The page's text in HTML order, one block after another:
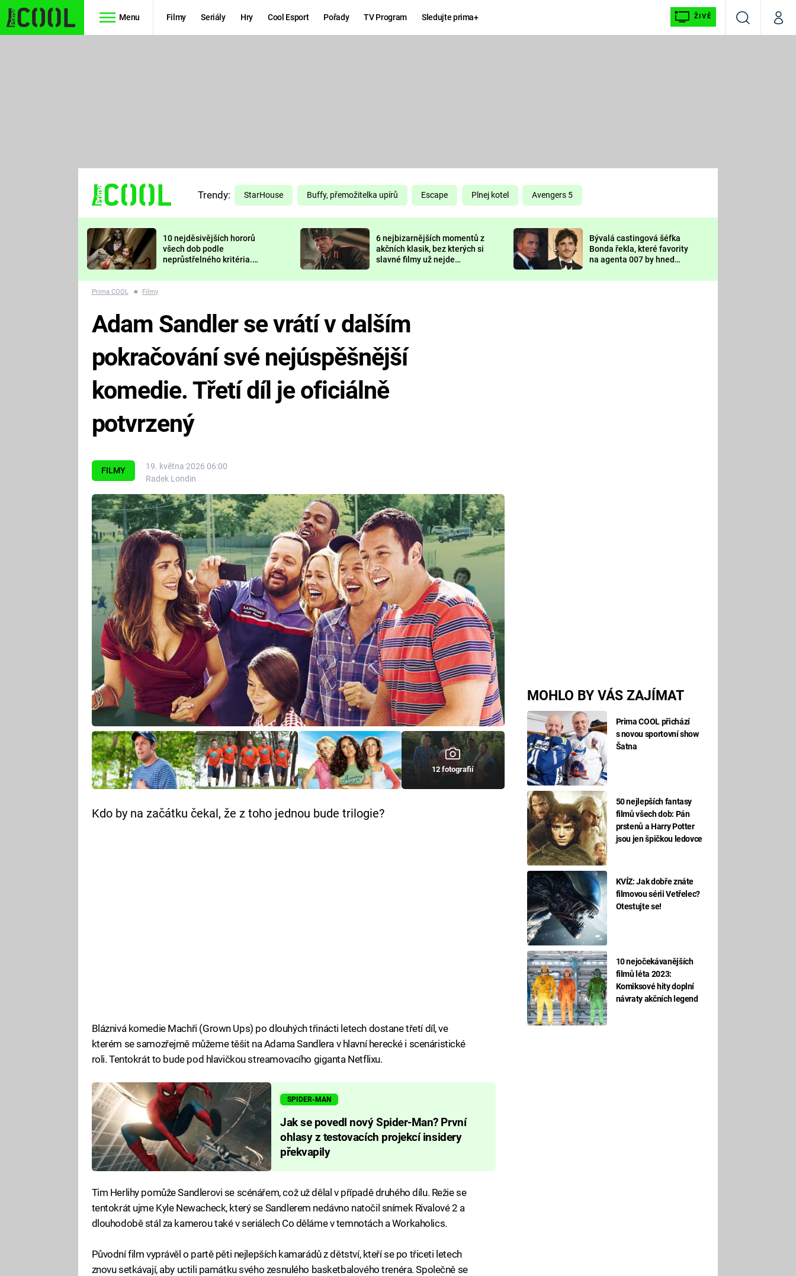
Menu Filmy Seriály Hry Cool Esport Pořady TV Program Sledujte prima+ ŽIVĚ
VyhledáváníMůj
TŘESKU
FUTURAMA
PREDÁTOR
DELIVERANCE
KOMEDIE
CHUCK
NORRIS
DEADPOOL
Prima LAJK
Sledujte nás
Trendy: StarHouse Buffy, přemožitelka upírů Escape Plnej kotel Avengers 5
10 nejděsivějších hororů
všech dob podle
neprůstřelného kritéria.
nejvíc zvednou tep?
6 nejbizarnějších momentů z
akčních klasik, bez kterých si
slavné filmy už nejde
Bývalá castingová šéfka
Bonda řekla, které favority
na agenta 007 by hned
Prima COOL ■ Filmy
FILMY
19. května 2026 06:00
Radek Londin
MOHLO BY VÁS ZAJÍMAT
Prima COOL přichází
s novou sportovní show
Šatna
50 nejlepších fantasy
filmů všech dob: Pán
prstenů a Harry Potter
jsou jen špičkou ledovce
KVÍZ: Jak dobře znáte
filmovou sérii Vetřelec?
Otestujte se!
10 nejočekávanějších
filmů léta 2023:
Komiksové hity doplní
návraty akčních legend
Adam Sandler se vrátí v dalším
pokračování své nejúspěšnější
komedie. Třetí díl je oficiálně
potvrzený
12 fotografií
Kdo by na začátku čekal, že z toho jednou bude trilogie?
Bláznivá komedie Machři (Grown Ups) po dlouhých třinácti letech dostane třetí díl, ve
kterém se samozřejmě můžeme těšit na Adama Sandlera v hlavní herecké i scenáristické
roli. Tentokrát to bude pod hlavičkou streamovacího giganta Netflixu.
SPIDER-MAN
Jak se povedl nový Spider-Man? První
ohlasy z testovacích projekcí insidery
překvapily
Tim Herlihy pomůže Sandlerovi se scénářem, což už dělal v případě druhého dílu. Režie se
tentokrát ujme Kyle Newacheck, který se Sandlerem nedávno natočil snímek Rivalové 2 a
dlouhodobě stál za kamerou také v seriálech Co děláme v temnotách a Workaholics.
Původní film vyprávěl o partě pěti nejlepších kamarádů z dětství, kteří se po třiceti letech
znovu setkávají, aby uctili památku svého zesnulého basketbalového trenéra. Společně se